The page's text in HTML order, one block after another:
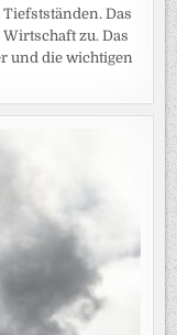
Das
zu. Das
und die wichtigen